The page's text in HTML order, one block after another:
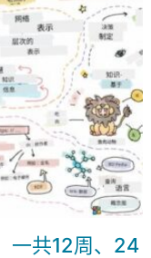
一共12周、24